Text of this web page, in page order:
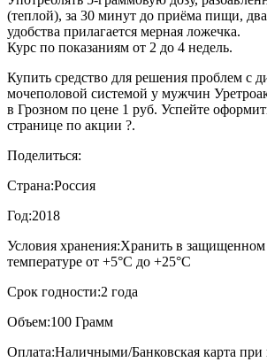
(теплой), за 30 минут до приёма пищи,
удобства прилагается мерная ложечка.
Курс по показаниям от 2 до 4 недель.
Купить средство для решения проблем с
мочеполовой системой у мужчин
в Грозном по цене 1 руб. Успейте
странице по акции ?.
Поделиться:
Страна:Россия
Год:2018
Условия хранения:Хранить в защищенном
температуре от +5°С до +25°С
Срок годности:2 года
Объем:100 Грамм
Оплата:Наличными/Банковская карта при